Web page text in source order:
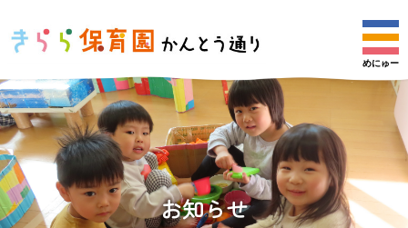
めにゅー
お知らせ 園だより
クラスだより
保育理念 園について
採用情報 見学・お問い合わせ
お知らせ